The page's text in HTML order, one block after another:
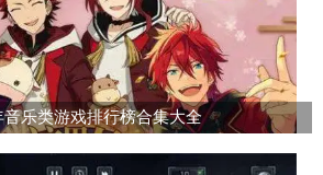
音乐类游戏排行榜合集大全